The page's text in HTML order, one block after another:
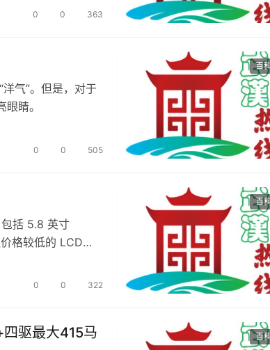
0 0 363
百
气”。但是，对于
睛。
0 0 505
百
括 5.8 英寸
格较低的 LCD
0 0 322
百
驱最大415马